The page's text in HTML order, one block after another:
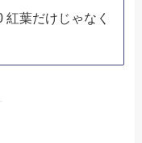
紅葉だけじゃなく